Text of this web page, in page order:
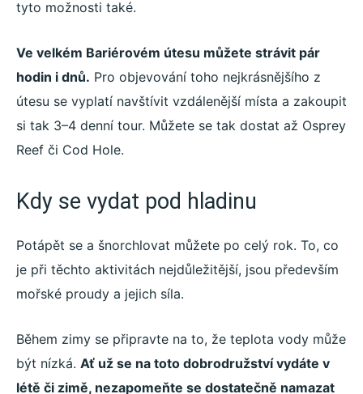
tyto možnosti také.
Ve velkém Bariérovém útesu můžete strávit pár
hodin i dnů. Pro objevování toho nejkrásnějšího z
útesu se vyplatí navštívit vzdálenější místa a zakoupit
si tak 3–4 denní tour. Můžete se tak dostat až Osprey
Reef či Cod Hole.
Kdy se vydat pod hladinu
Potápět se a šnorchlovat můžete po celý rok. To, co
je při těchto aktivitách nejdůležitější, jsou především
mořské proudy a jejich síla.
Během zimy se připravte na to, že teplota vody může
být nízká. Ať už se na toto dobrodružství vydáte v
létě či zimě, nezapomeňte se dostatečně namazat